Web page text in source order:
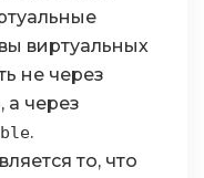
виртуальных
не через
, а через
.
то, что